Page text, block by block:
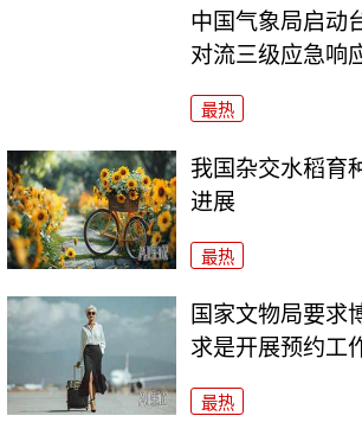
中国气象局启动
对流三级应急响
最热
我国杂交水稻育
进展
最热
国家文物局要求
求是开展预约工
最热